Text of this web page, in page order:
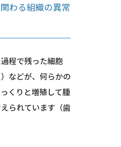
わる組織の異常
程で残った細胞
）などが、何らかの
くりと増殖して腫
られています（歯